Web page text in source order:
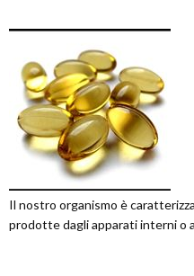
Il nostro organismo è
prodotte dagli apparati interni o